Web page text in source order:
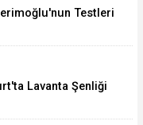
Testleri
Lavanta Şenliği